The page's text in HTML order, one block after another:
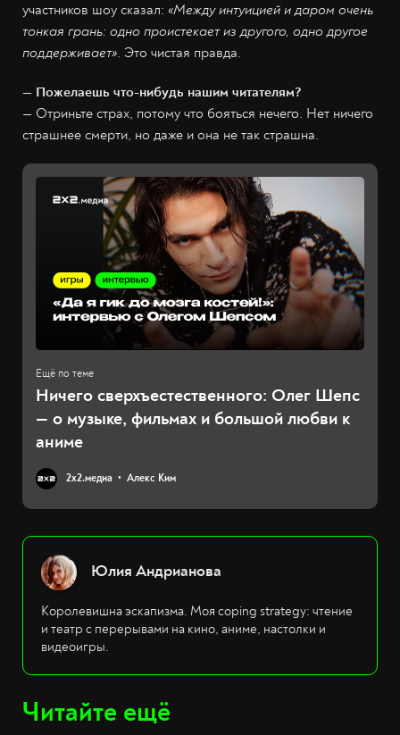
участников шоу сказал: «Между интуицией и даром очень
тонкая грань: одно проистекает из другого, одно другое
поддерживает». Это чистая правда.
— Пожелаешь что-нибудь нашим читателям?
— Отриньте страх, потому что бояться нечего. Нет ничего
страшнее смерти, но даже и она не так страшна.
Ничего сверхъестественного: Олег Шепс
— о музыке, фильмах и большой любви к
аниме
2х2.медиа Алекс Ким
Юлия Андрианова
Королевишна эскапизма. Моя coping strategy: чтение
и театр с перерывами на кино, аниме, настолки и
видеоигры.
Читайте ещё